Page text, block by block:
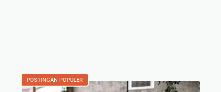
POSTINGAN POPULER